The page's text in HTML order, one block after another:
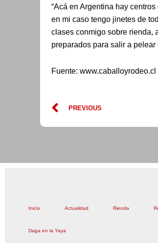
“Acá en Argentina hay
en mi caso tengo jinetes de
clases conmigo sobre rienda,
preparados para salir a
Fuente: www.caballoyrodeo.cl
Prev
PREVIOUS
Inicio Actualidad Rienda
Daga en la Yaya